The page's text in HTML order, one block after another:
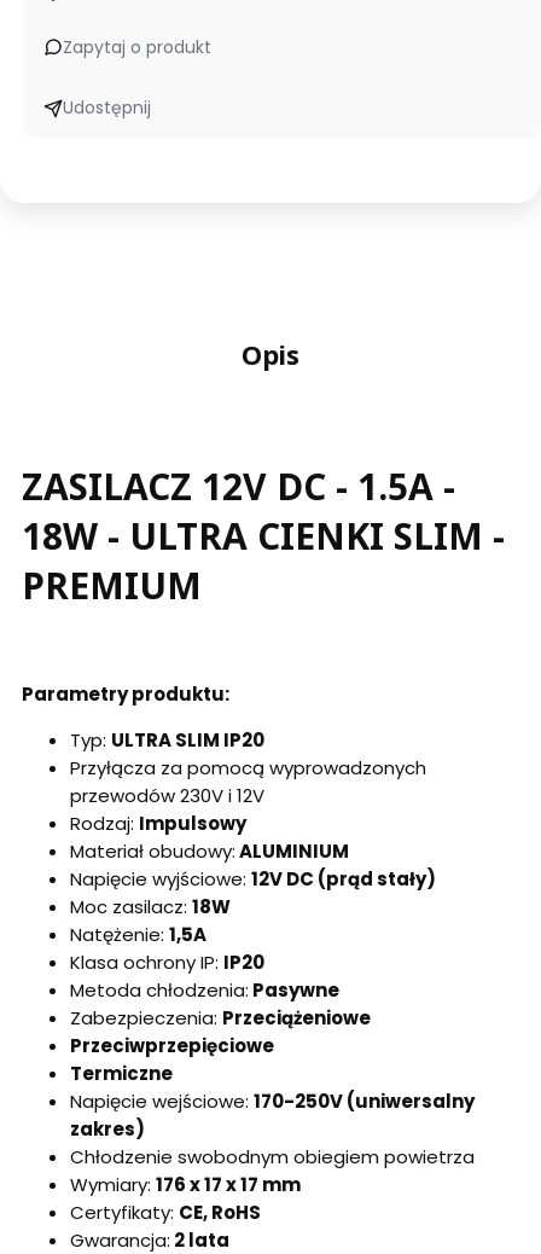
Zapytaj o produkt
Udostępnij
Opis
ZASILACZ 12V DC - 1.5A -
18W - ULTRA CIENKI SLIM -
PREMIUM
Parametry produktu:
Typ: ULTRA SLIM IP20
Przyłącza za pomocą wyprowadzonych
przewodów 230V i 12V
Rodzaj: Impulsowy
Materiał obudowy:ALUMINIUM
Napięcie wyjściowe: 12V DC (prąd stały)
Moc zasilacz: 18W
Natężenie: 1,5A
Klasa ochrony IP: IP20
Metoda chłodzenia: Pasywne
Zabezpieczenia: Przeciążeniowe
Przeciwprzepięciowe
Termiczne
Napięcie wejściowe: 170-250V (uniwersalny
zakres)
Chłodzenie swobodnym obiegiem powietrza
Wymiary: 176 x 17 x 17 mm
Certyfikaty: CE, RoHS
Gwarancja: 2 lata